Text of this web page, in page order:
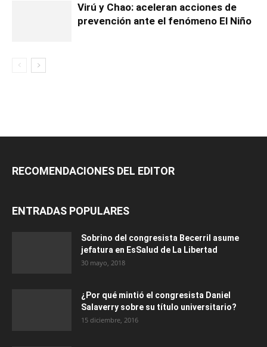
Virú y Chao: aceleran acciones de
prevención ante el fenómeno El Niño
RECOMENDACIONES DEL EDITOR
ENTRADAS POPULARES
Sobrino del congresista Becerril asume
jefatura en EsSalud de La Libertad
30 mayo, 2018
¿Por qué mintió el congresista Daniel
Salaverry sobre su título universitario?
15 diciembre, 2016